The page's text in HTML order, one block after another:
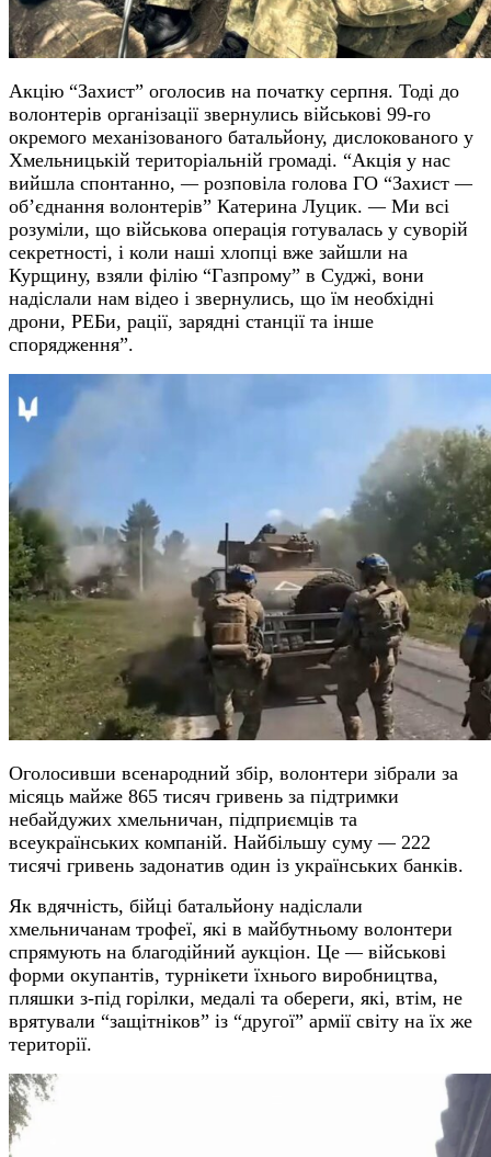
Акцію “Захист” оголосив на початку серпня. Тоді до
волонтерів організації звернулись військові 99-го
окремого механізованого батальйону, дислокованого у
Хмельницькій територіальній громаді. “Акція у нас
вийшла спонтанно,— розповіла голова ГО “Захист—
об’єднання волонтерів” Катерина Луцик.— Ми всі
розуміли, що військова операція готувалась у суворій
секретності, і коли наші хлопці вже зайшли на
Курщину, взяли філію “Газпрому” в Суджі, вони
надіслали нам відео і звернулись, що їм необхідні
дрони, РЕБи, рації, зарядні станції та інше
спорядження”.
Оголосивши всенародний збір, волонтери зібрали за
місяць майже 865 тисяч гривень за підтримки
небайдужих хмельничан, підприємців та
всеукраїнських компаній. Найбільшу суму— 222
тисячі гривень задонатив один із українських банків.
Як вдячність, бійці батальйону надіслали
хмельничанам трофеї, які в майбутньому волонтери
спрямують на благодійний аукціон. Це— військові
форми окупантів, турнікети їхнього виробництва,
пляшки з-під горілки, медалі та обереги, які, втім, не
врятували “защітніков” із “другої” армії світу на їх же
території.